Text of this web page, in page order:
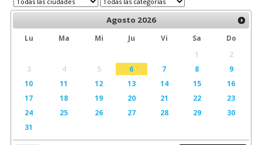
Agosto 2026
Lu Ma Mi Ju Vi Sa
Do
1
2
3
4 5 6 7 8
9
10
11 12 13 14 15
16
17
18 19 20 21 22
23
24
25 26 27 28 29
30
31